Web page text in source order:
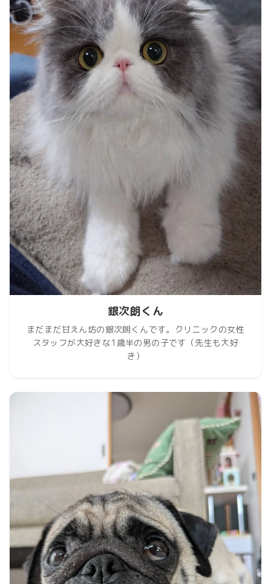
銀次朗くん
まだまだ甘えん坊の銀次朗くんです。クリニックの女性
スタッフが大好きな1歳半の男の子です（先生も大好
き）